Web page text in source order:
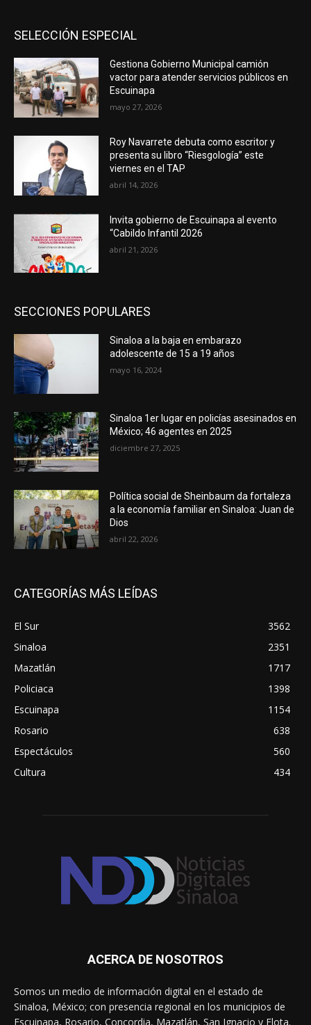
SELECCIÓN ESPECIAL
Gestiona Gobierno Municipal camión
vactor para atender servicios públicos en
Escuinapa
mayo 27, 2026
Roy Navarrete debuta como escritor y
presenta su libro “Riesgología” este
viernes en el TAP
abril 14, 2026
Invita gobierno de Escuinapa al evento
“Cabildo Infantil 2026
abril 21, 2026
SECCIONES POPULARES
Sinaloa a la baja en embarazo
adolescente de 15 a 19 años
mayo 16, 2024
Sinaloa 1er lugar en policías asesinados en
México; 46 agentes en 2025
diciembre 27, 2025
Política social de Sheinbaum da fortaleza
a la economía familiar en Sinaloa: Juan de
Dios
abril 22, 2026
CATEGORÍAS MÁS LEÍDAS
El Sur
3562
Sinaloa
2351
Mazatlán
1717
Policiaca
1398
Escuinapa
1154
Rosario
638
Espectáculos
560
Cultura
434
ACERCA DE NOSOTROS
Somos un medio de información digital en el estado de
Sinaloa, México; con presencia regional en los municipios de
Escuinapa, Rosario, Concordia, Mazatlán, San Ignacio y Elota.